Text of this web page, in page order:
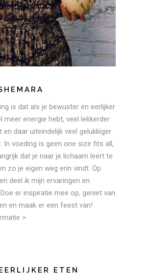
is dat als je bewuster en eerlijker
meer energie hebt, veel lekkerder
en daar uiteindelijk veel gelukkiger
In voeding is geen one size fits all,
dat je naar je lichaam leert te
zo je eigen weg erin vindt. Op
deel ik mijn ervaringen en
er inspiratie mee op, geniet van
en maak er een feest van!
>
ETEN